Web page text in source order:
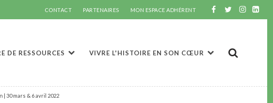
CONTACT PARTENAIRES MON ESPACE ADHÉRENT
DE RESSOURCES VIVRE L'HISTOIRE EN SON CŒUR
30 mars & 6 avril 2022